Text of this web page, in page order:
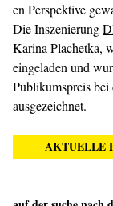
en Perspektive
Die Inszenierung
Karina Plachetka,
eingeladen und
Publikumspreis
ausgezeichnet.
AKTUELLE